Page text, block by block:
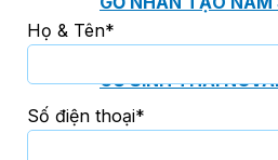
GỖ SINH THÁI
Họ & Tên*
Số điện thoại*